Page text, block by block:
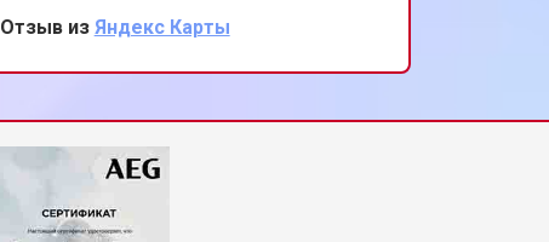
неисправность в замке люка,
озвучил цену и сразу сделал ремонт.
Через 25 минут машинка запускалась
довольна.
Отзыв из Яндекс Карты